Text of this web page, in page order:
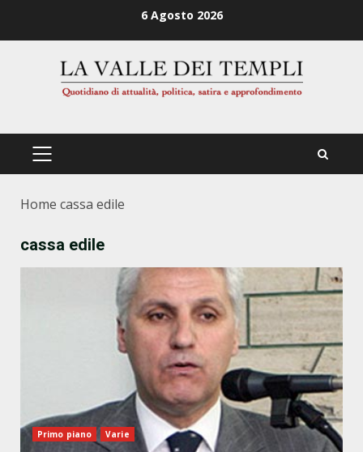
6 Agosto 2026
PRIMÄRES
Home cassa edile
cassa edile
Primo piano Varie